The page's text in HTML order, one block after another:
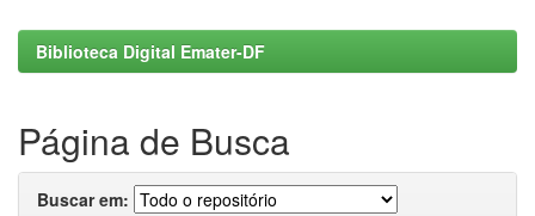
Biblioteca Digital Emater-DF
Página de Busca
Buscar em: